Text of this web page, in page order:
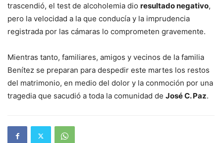
trascendió, el test de alcoholemia dio resultado negativo,
pero la velocidad a la que conducía y la imprudencia
registrada por las cámaras lo comprometen gravemente.
Mientras tanto, familiares, amigos y vecinos de la familia
Benítez se preparan para despedir este martes los restos
del matrimonio, en medio del dolor y la conmoción por una
tragedia que sacudió a toda la comunidad de José C. Paz.